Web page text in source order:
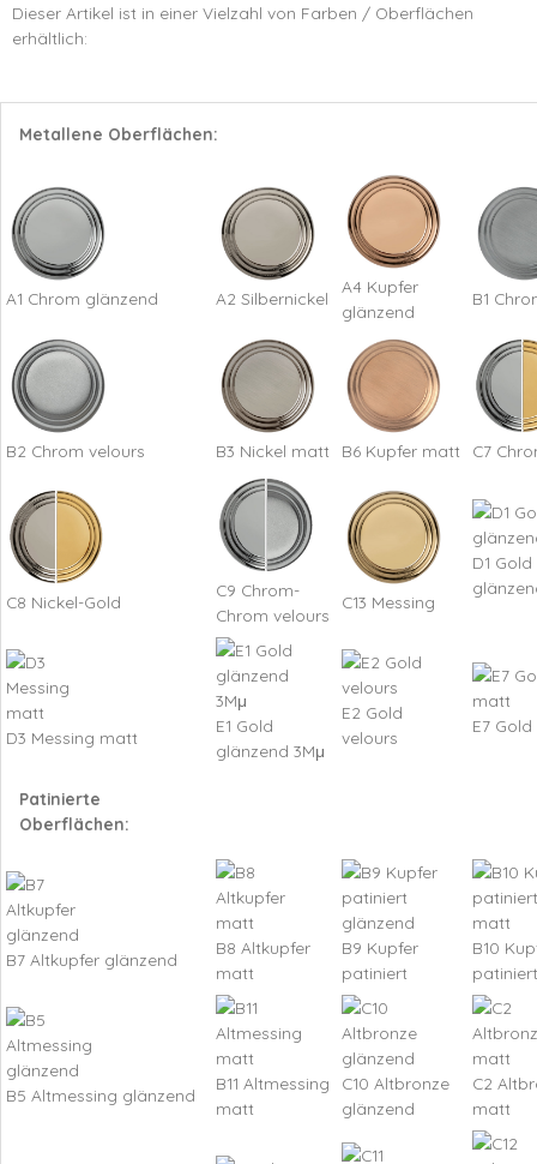
Dieser Artikel ist in einer Vielzahl von Farben / Oberflächen
erhältlich:
Metallene Oberflächen:
A1 Chrom glänzend A2 Silbernickel
A4 Kupfer
glänzend
B1
B2 Chrom velours B3 Nickel matt B6 Kupfer matt C7
C8 Nickel-Gold
C9 Chrom-
Chrom velours
C13 Messing
D1 Gold
D3 Messing matt
E1 Gold
glänzend 3Mμ
E2 Gold
velours
E7
Patinierte
Oberflächen:
B7 Altkupfer glänzend
B8 Altkupfer
matt
B9 Kupfer
patiniert
B10
B5 Altmessing glänzend
B11 Altmessing
matt
C10 Altbronze
glänzend
C2
matt